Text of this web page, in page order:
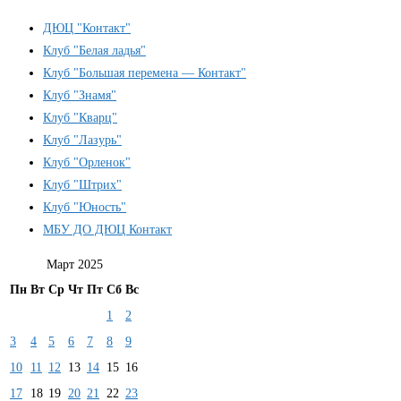
ДЮЦ "Контакт"
Клуб "Белая ладья"
Клуб "Большая перемена — Контакт"
Клуб "Знамя"
Клуб "Кварц"
Клуб "Лазурь"
Клуб "Орленок"
Клуб "Штрих"
Клуб "Юность"
МБУ ДО ДЮЦ Контакт
Март 2025
Пн Вт Ср Чт Пт Сб Вс
1
2
3
4 5 6 7 8
9
10
11 12 13 14 15 16
17
18 19 20 21 22 23